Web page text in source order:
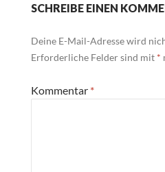
SCHREIBE EINEN
Deine E-Mail-Adresse wird
Erforderliche Felder sind mit *
Kommentar *